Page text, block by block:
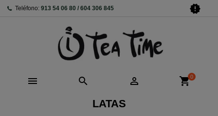
Teléfono: 913 54 06 80 / 604 306 845 new_releases
   shopping_cart0
LATAS